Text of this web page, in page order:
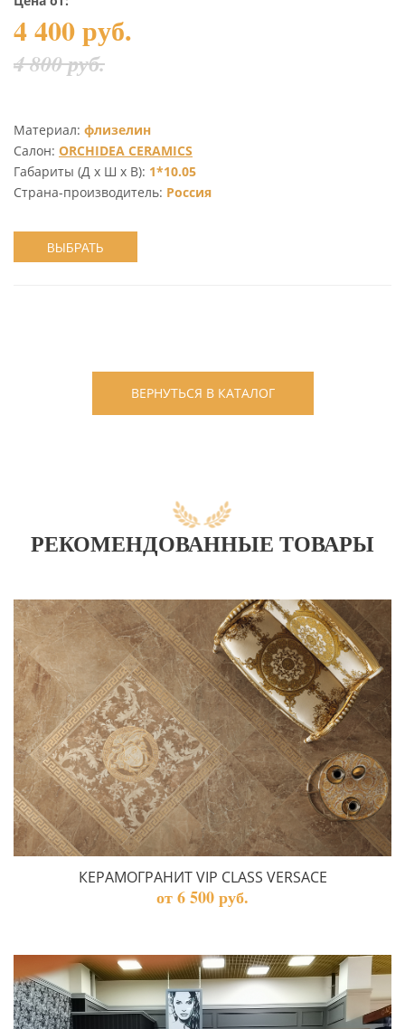
4 400 руб.
4 800 руб.
Материал: флизелин
Салон: ORCHIDEA CERAMICS
Габариты (Д х Ш х В): 1*10.05
Страна-производитель: Россия
ВЫБРАТЬ
ВЕРНУТЬСЯ В КАТАЛОГ
РЕКОМЕНДОВАННЫЕ ТОВАРЫ
КЕРАМОГРАНИТ VIP CLASS VERSACE
от 6 500 руб.